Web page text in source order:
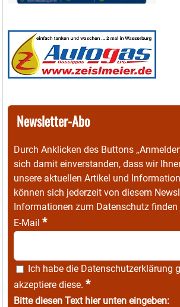
Newsletter-Abo
Durch Anklicken des Buttons
sich damit einverstanden, dass wir
unsere aktuellen Artikel und
können sich jederzeit von diesem
Informationen zum Datenschutz finden
E-Mail *
Ich habe die Datenschutzerklärung
akzeptiere diese. *
Bitte diesen Text hier unten eingeben: